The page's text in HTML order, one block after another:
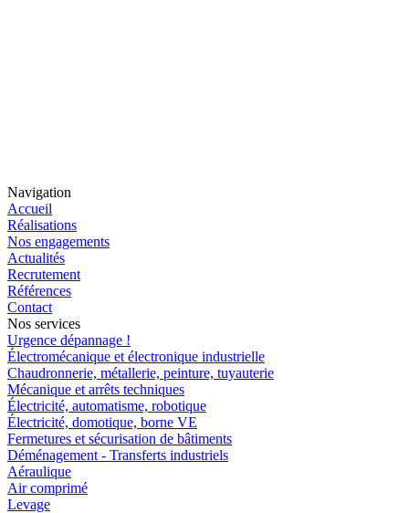
Navigation
Accueil
Réalisations
Nos engagements
Actualités
Recrutement
Références
Contact
Nos services
Urgence dépannage !
Électromécanique et électronique industrielle
Chaudronnerie, métallerie, peinture, tuyauterie
Mécanique et arrêts techniques
Électricité, automatisme, robotique
Électricité, domotique, borne VE
Fermetures et sécurisation de bâtiments
Déménagement - Transferts industriels
Aéraulique
Air comprimé
Levage